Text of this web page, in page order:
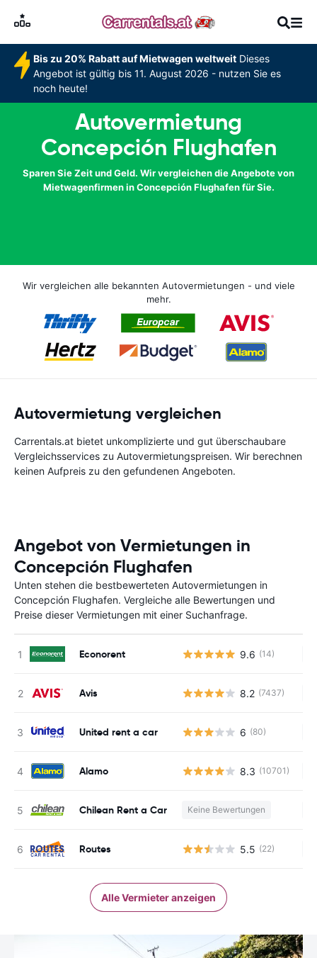
Bis zu 20% Rabatt auf Mietwagen weltweitDieses
Angebot ist gültig bis 11. August 2026 - nutzen Sie es
noch heute!
Autovermietung
Concepción Flughafen
Sparen Sie Zeit und Geld. Wir vergleichen die Angebote von
Mietwagenfirmen in Concepción Flughafen für Sie.
Wir vergleichen alle bekannten Autovermietungen - und viele
mehr.
Autovermietung vergleichen
Carrentals.at bietet unkomplizierte und gut überschaubare
Vergleichsservices zu Autovermietungspreisen. Wir berechnen
keinen Aufpreis zu den gefundenen Angeboten.
Angebot von Vermietungen in
Concepción Flughafen
Unten stehen die bestbewerteten Autovermietungen in
Concepción Flughafen. Vergleiche alle Bewertungen und
Preise dieser Vermietungen mit einer Suchanfrage.
Econorent 9.6 (14)
Avis 8.2 (7437)
United rent a car 6 (80)
Alamo 8.3 (10701)
Chilean Rent a Car Keine Bewertungen
Routes 5.5 (22)
Alle Vermieter anzeigen